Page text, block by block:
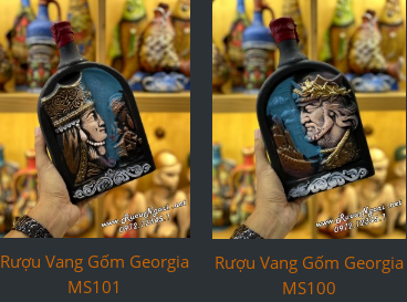
Rượu Vang Gốm Georgia
MS101
Rượu Vang Gốm Georgia
MS100